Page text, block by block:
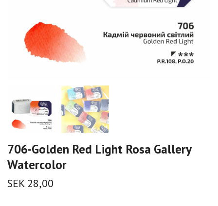
706-Golden Red Light Rosa Gallery
Watercolor
SEK 28,00